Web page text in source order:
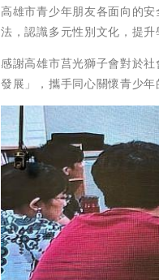
高雄市青少年朋友各面向的
法，認識多元性別文化，提升
感謝高雄市莒光獅子會對於
發展」，攜手同心關懷青少年